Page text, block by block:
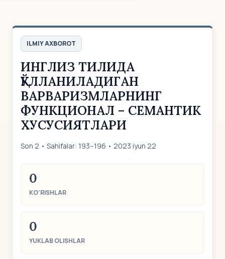
ILMIY AXBOROT
ИНГЛИЗ ТИЛИДА
ҚЎЛЛАНИЛАДИГАН
ВАРВАРИЗМЛАРНИНГ
ФУНКЦИОНАЛ – СЕМАНТИК
ХУСУСИЯТЛАРИ
Son 2 • Sahifalar: 193–196 • 2023 iyun 22
0
KO‘RISHLAR
0
YUKLAB OLISHLAR